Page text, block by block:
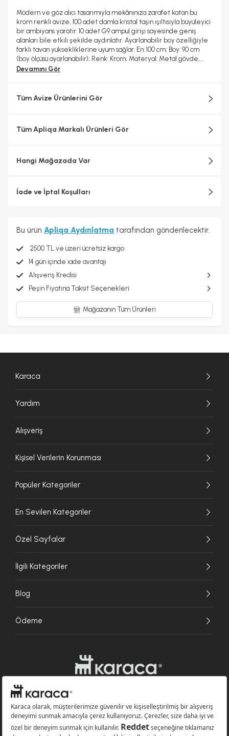
Modern ve göz alıcı tasarımıyla mekânınıza zarafet katan bu
krom renkli avize, 100 adet damla kristal taşın ışıltısıyla büyüleyici
bir ambiyans yaratır. 10 adet G9 ampul girişi sayesinde geniş
alanları bile etkili şekilde aydınlatır. Ayarlanabilir boy özelliğiyle
farklı tavan yüksekliklerine uyum sağlar. En: 100 cm; Boy: 90 cm
(boy ölçüsü ayarlanabilir); Renk: Krom; Materyal: Metal gövde,
damla kristal cam detaylı; Taş Sayısı: 100 adet kristal taş; Duy Tipi:
Devamını Gör
Tüm Avize Ürünlerini Gör
Tüm Apliqa Markalı Ürünleri Gör
Hangi Mağazada Var
İade ve İptal Koşulları
Bu ürün Apliqa Aydınlatma tarafından gönderilecektir.
2500 TL ve üzeri ücretsiz kargo
14 gün içinde iade avantajı
Alışveriş Kredisi
Peşin Fiyatına Taksit Seçenekleri
Mağazanın Tüm Ürünleri
Karaca
Yardım
Alışveriş
Kişisel Verilerin Korunması
Popüler Kategoriler
En Sevilen Kategoriler
Özel Sayfalar
İlgili Kategoriler
Blog
Ödeme